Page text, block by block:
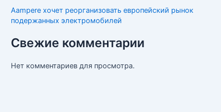
Aampere хочет реорганизовать европейский рынок
подержанных электромобилей
Свежие комментарии
Нет комментариев для просмотра.